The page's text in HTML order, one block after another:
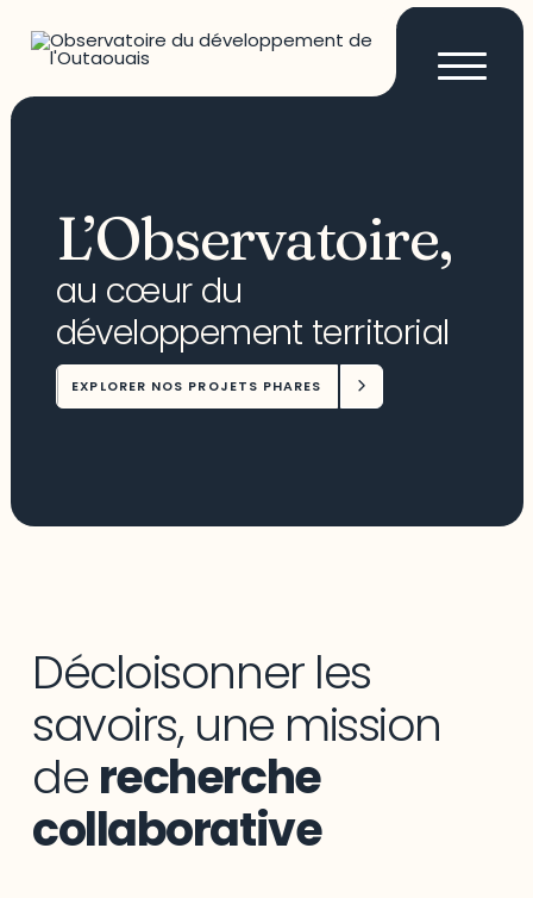
L’Observatoire,
au cœur du
développement territorial
EXPLORER NOS PROJETS PHARES
Décloisonner les
savoirs, une mission
de recherche
collaborative